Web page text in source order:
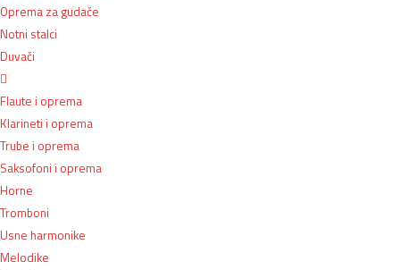
Oprema za gudače
Notni stalci
Duvači
Flaute i oprema
Klarineti i oprema
Trube i oprema
Saksofoni i oprema
Horne
Tromboni
Usne harmonike
Melodike